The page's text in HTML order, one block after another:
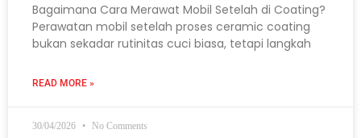
Bagaimana Cara Merawat Mobil Setelah di Coating?
Perawatan mobil setelah proses ceramic coating
bukan sekadar rutinitas cuci biasa, tetapi langkah
READ MORE »
30/04/2026 No Comments